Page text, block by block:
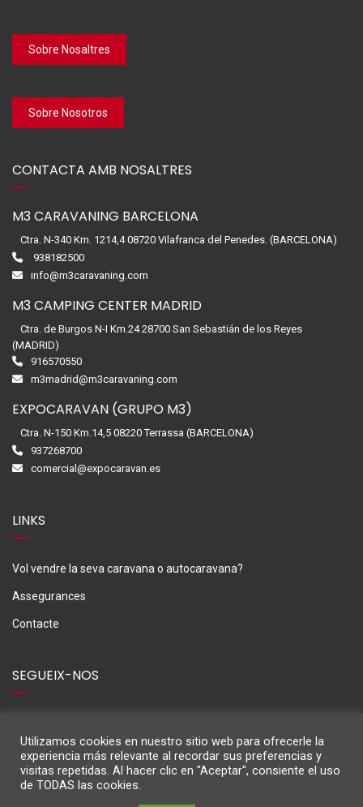
Sobre Nosaltres
Sobre Nosotros
CONTACTA AMB NOSALTRES
M3 CARAVANING BARCELONA
Ctra. N-340 Km. 1214,4 08720 Vilafranca del Penedes. (BARCELONA)
938182500
info@m3caravaning.com
M3 CAMPING CENTER MADRID
Ctra. de Burgos N-I Km.24 28700 San Sebastián de los Reyes
(MADRID)
916570550
m3madrid@m3caravaning.com
EXPOCARAVAN (GRUPO M3)
Ctra. N-150 Km.14,5 08220 Terrassa (BARCELONA)
937268700
comercial@expocaravan.es
LINKS
Vol vendre la seva caravana o autocaravana?
Assegurances
Contacte
SEGUEIX-NOS
Utilizamos cookies en nuestro sitio web para ofrecerle la
experiencia más relevante al recordar sus preferencias y
visitas repetidas. Al hacer clic en "Aceptar", consiente el uso
de TODAS las cookies.